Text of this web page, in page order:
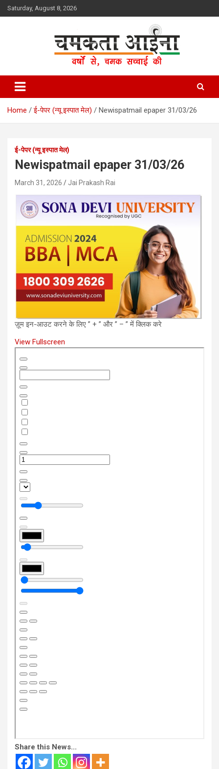
Skip
to
Saturday, August 8, 2026
Chamakta Aina
Home ई-पेपर (न्यू इस्पात मेल) Newispatmail epaper 31/03/26
ई-पेपर (न्यू इस्पात मेल)
Newispatmail epaper 31/03/26
March 31, 2026 Jai Prakash Rai
ज़ूम इन-आउट करने के लिए ” + ” और ” – ” में क्लिक करे
View Fullscreen
to
PDF
content
Share this News...